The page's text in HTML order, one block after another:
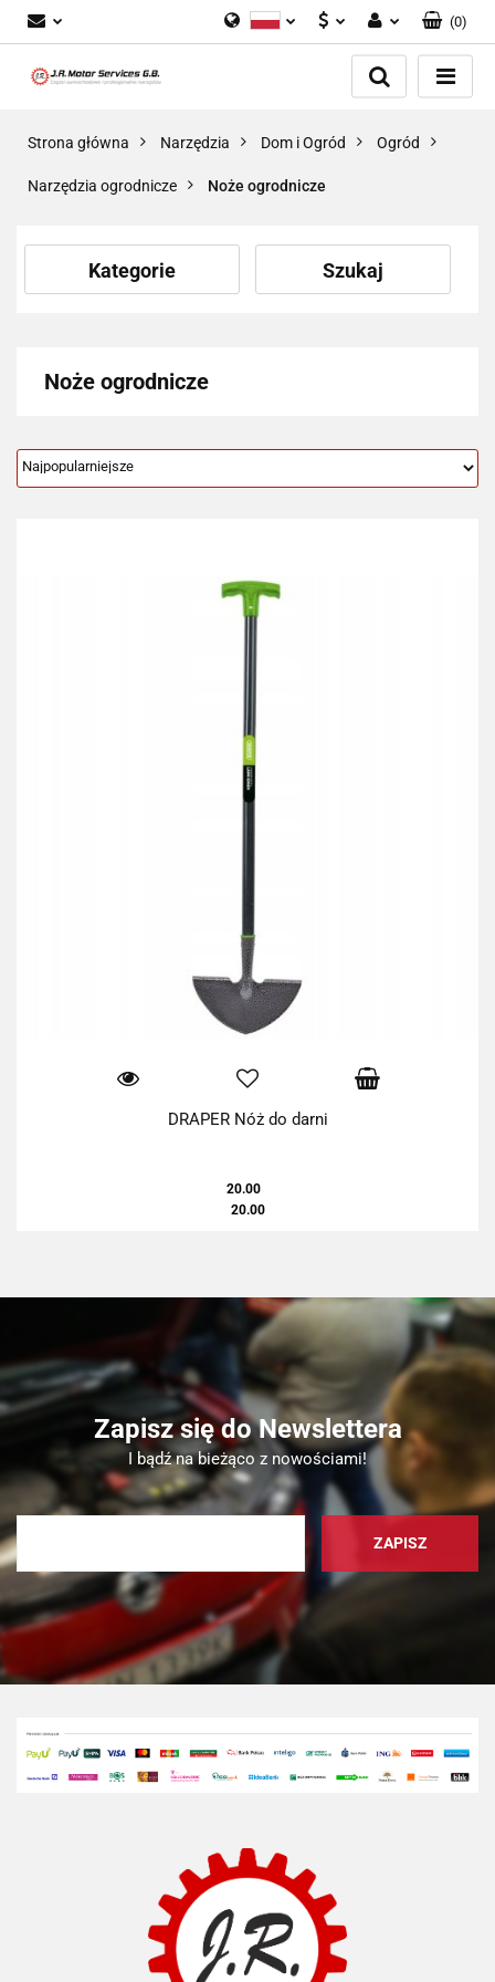
GBP
Zaloguj się
Dodaj zgłoszenie
(0)
Strona główna Narzędzia Dom i Ogród Ogród
Narzędzia ogrodnicze Noże ogrodnicze
Kategorie Szukaj
Noże ogrodnicze
DRAPER Nóż do darni
20.00
20.00
Zapisz się do Newslettera
I bądź na bieżąco z nowościami!